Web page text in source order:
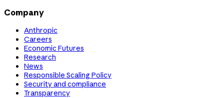
Company
Anthropic
Careers
Economic Futures
Research
News
Responsible Scaling Policy
Security and compliance
Transparency